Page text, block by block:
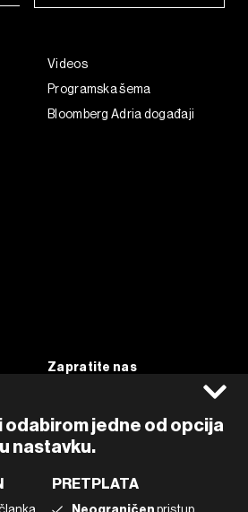
jedne od opcija
u nastavku.
PRETPLATA
Videos
Programska šema
Bloomberg Adria događaji
Zapratite nas
Instagram
Twitter
Tiktok